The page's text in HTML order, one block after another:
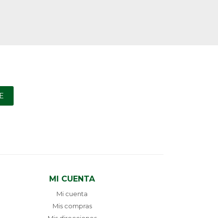
MI CUENTA
Mi cuenta
Mis compras